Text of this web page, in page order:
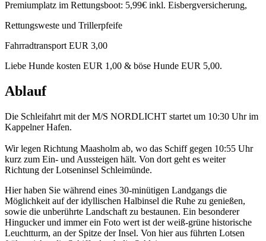
Premiumplatz im Rettungsboot: 5,99€ inkl. Eisbergversicherung,
Rettungsweste und Trillerpfeife
Fahrradtransport EUR 3,00
Liebe Hunde kosten EUR 1,00 & böse Hunde EUR 5,00.
Ablauf
Die Schleifahrt mit der M/S NORDLICHT startet um 10:30 Uhr im
Kappelner Hafen.
Wir legen Richtung Maasholm ab, wo das Schiff gegen 10:55 Uhr
kurz zum Ein- und Aussteigen hält. Von dort geht es weiter
Richtung der Lotseninsel Schleimünde.
Hier haben Sie während eines 30-minütigen Landgangs die
Möglichkeit auf der idyllischen Halbinsel die Ruhe zu genießen,
sowie die unberührte Landschaft zu bestaunen. Ein besonderer
Hingucker und immer ein Foto wert ist der weiß-grüne historische
Leuchtturm, an der Spitze der Insel. Von hier aus führten Lotsen